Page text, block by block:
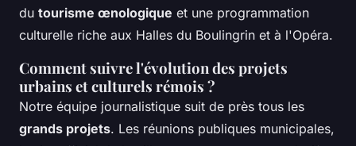
du tourisme œnologique et une programmation
culturelle riche aux Halles du Boulingrin et à l'Opéra.
Comment suivre l'évolution des projets
urbains et culturels rémois ?
Notre équipe journalistique suit de près tous les
grands projets. Les réunions publiques municipales,